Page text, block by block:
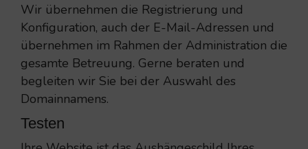
Wir übernehmen die Registrierung und
Konfiguration, auch der E-Mail-Adressen und
übernehmen im Rahmen der Administration die
gesamte Betreuung. Gerne beraten und
begleiten wir Sie bei der Auswahl des
Domainnamens.
Testen